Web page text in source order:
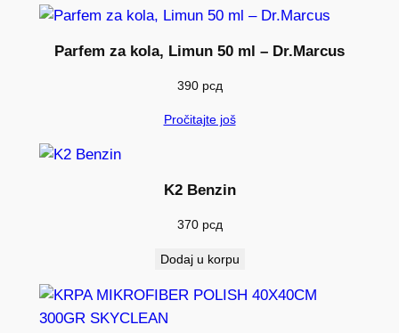
Parfem za kola, Limun 50 ml – Dr.Marcus
390 рсд
Pročitajte još
K2 Benzin
370 рсд
Dodaj u korpu